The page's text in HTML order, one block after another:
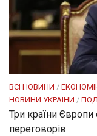
ВСІ НОВИНИ /
НОВИНИ УКРАЇНИ /
Три країни
переговорів